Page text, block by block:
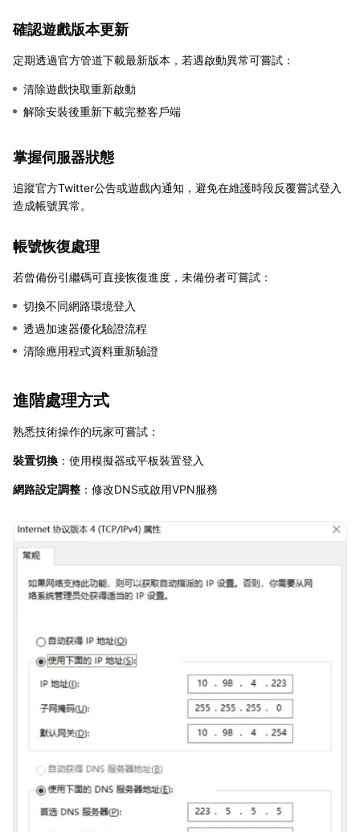
確認遊戲版本更新
定期透過官方管道下載最新版本，若遇啟動異常可嘗試：
清除遊戲快取重新啟動
解除安裝後重新下載完整客戶端
掌握伺服器狀態
追蹤官方Twitter公告或遊戲內通知，避免在維護時段反覆嘗試登入
造成帳號異常。
帳號恢復處理
若曾備份引繼碼可直接恢復進度，未備份者可嘗試：
切換不同網路環境登入
透過加速器優化驗證流程
清除應用程式資料重新驗證
進階處理方式
熟悉技術操作的玩家可嘗試：
裝置切換 ：使用模擬器或平板裝置登入
網路設定調整 ：修改DNS或啟用VPN服務